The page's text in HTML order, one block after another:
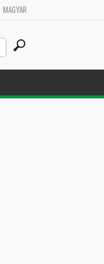
MAGYAR
Search
this
site